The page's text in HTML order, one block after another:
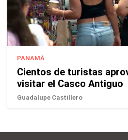
PANAMÁ
Cientos de turistas
visitar el Casco Antiguo
Guadalupe Castillero